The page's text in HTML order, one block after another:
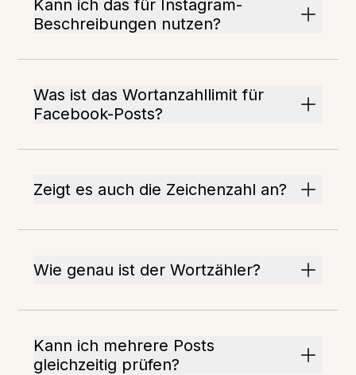
Kann ich das für Instagram-
Beschreibungen nutzen?
Was ist das Wortanzahllimit für
Facebook-Posts?
Zeigt es auch die Zeichenzahl an?
Wie genau ist der Wortzähler?
Kann ich mehrere Posts
gleichzeitig prüfen?